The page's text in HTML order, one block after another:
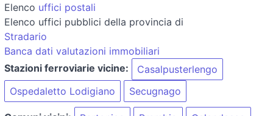
Elenco uffici postali
Elenco uffici pubblici della provincia di
Stradario
Banca dati valutazioni immobiliari
Stazioni ferroviarie vicine:
Casalpusterlengo
Ospedaletto Lodigiano
Secugnago